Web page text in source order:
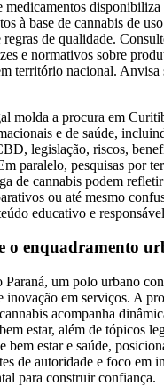
medicamentos disponibiliza
à base de cannabis de
regras de qualidade.
e normativos sobre
território nacional. Anvisa
molda a procura em
e de saúde,
legislação, riscos,
paralelo, pesquisas por
de cannabis podem
ou até mesmo
educativo e
o enquadramento
Paraná, um polo urbano
inovação em serviços. A
acompanha
estar, além de tópicos
bem estar e saúde,
de autoridade e foco em
para construir confiança.